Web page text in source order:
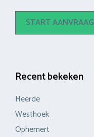
START AANVRAAG
Recent bekeken
Heerde
Westhoek
Ophemert